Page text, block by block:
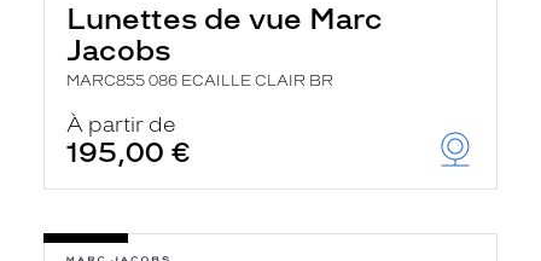
Lunettes de vue Marc
Jacobs
MARC855 086 ECAILLE CLAIR BR
À partir de
195,00 €